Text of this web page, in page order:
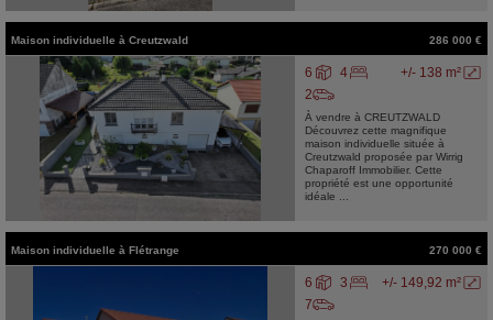
Maison individuelle à Creutzwald 286 000 €
+/- 138 m²
6
4
2
À vendre à CREUTZWALD
Découvrez cette magnifique
maison individuelle située à
Creutzwald proposée par Wirrig
Chaparoff Immobilier. Cette
propriété est une opportunité
idéale ...
Maison individuelle à Flétrange 270 000 €
+/- 149,92 m²
6
3
7